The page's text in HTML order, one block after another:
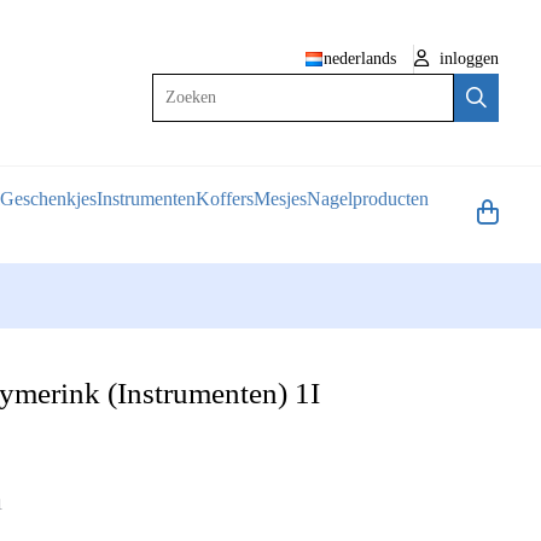
nederlands
inloggen
GeschenkjesInstrumentenKoffersMesjesNagelproducten
(Instrumenten) 1I